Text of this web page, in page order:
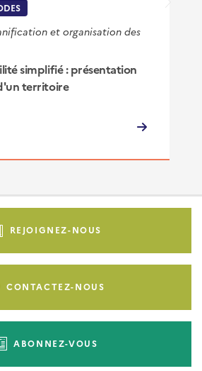
et organisation des
simplifié : présentation
territoire
REJOIGNEZ-NOUS
CONTACTEZ-NOUS
ABONNEZ-VOUS